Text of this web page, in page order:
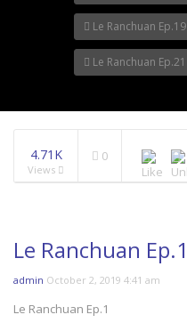
Le Ranchuan Ep.19
Le Ranchuan Ep.21
4.71K
Views
0
Le Ranchuan Ep.1
admin October 2, 2019 4:41 am
Le Ranchuan Ep.1